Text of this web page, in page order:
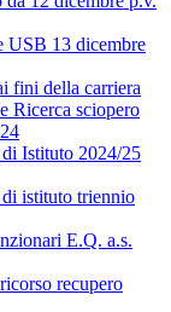
USB 13 dicembre
fini della carriera
Ricerca sciopero
Istituto 2024/25
istituto triennio
E.Q. a.s.
recupero